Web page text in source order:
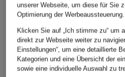
T-Shirt
24,95 €
T-Shirt
unserer Webseite, um diese für Sie
Optimierung der Werbeaussteuerung.
Klicken Sie auf „Ich stimme zu“ um
direkt zur Webseite weiter zu
Einstellungen“, um eine detaillierte
Kategorien und eine Übersicht der
sowie eine individuelle Auswahl zu